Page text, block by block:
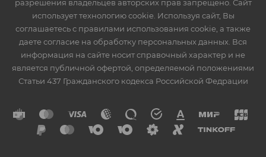
разрешения владельцев авторских прав запрещено. Сайт
использует технологию cookie. Используя сайт, Вы
соглашаетесь с правилами использования cookie, а также
даете согласие на обработку персональных данных. Вся
информация на сайте носит справочный характер и не
является публичной офертой, определяемой положениями
Статьи 437 Гражданского кодекса Российской Федрации